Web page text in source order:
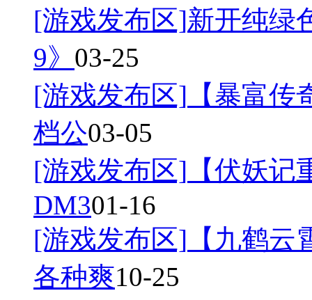
[游戏发布区]新开纯绿
9》 03-25
[游戏发布区] 【暴富
档公03-05
[游戏发布区] 【伏妖
DM301-16
[游戏发布区] 【九鹤
各种爽10-25